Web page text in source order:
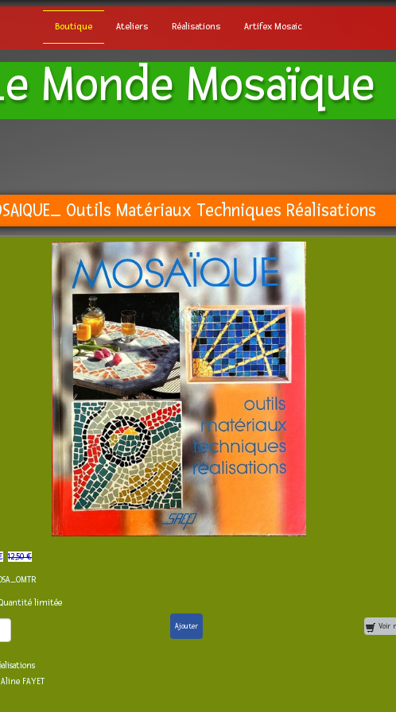
Boutique Ateliers Réalisations Artifex Mosaic
Monde Mosaïque
Outils Matériaux Techniques Réalisations
12,50 €
limitée
Ajouter Voir
FAYET